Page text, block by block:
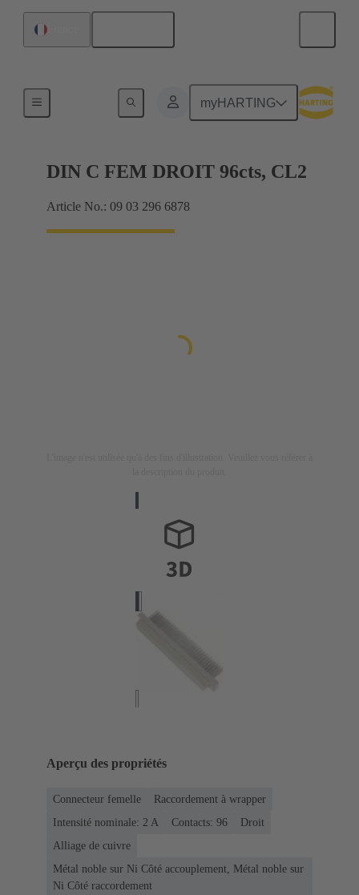
myHARTING
DIN C FEM DROIT 96cts, CL2
Article No.: 09 03 296 6878
Aperçu des propriétés
Connecteur femelle
Raccordement à wrapper
Intensité nominale: ‌2 A
Contacts: 96
Droit
Alliage de cuivre
Métal noble sur Ni Côté accouplement, Métal noble sur
Ni Côté raccordement